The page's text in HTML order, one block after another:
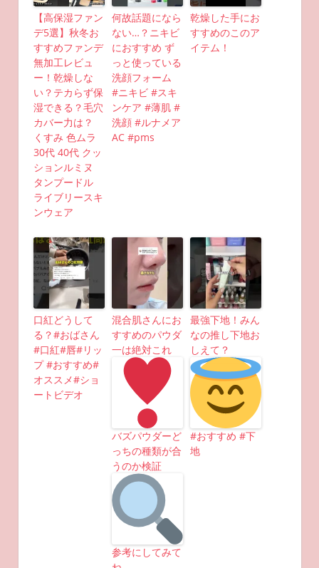
【高保湿ファン
デ5選】秋冬お
すすめファンデ
無加工レビュ
ー！乾燥しな
い？テカらず保
湿できる？毛穴
カバー力は？
くすみ 色ムラ
30代 40代 クッ
ションルミヌ
タンプードル
ライブリースキ
ンウェア
何故話題になら
ない…？ニキビ
におすすめ ず
っと使っている
洗顔フォーム
#ニキビ #スキ
ンケア #薄肌 #
洗顔 #ルナメア
AC #pms
乾燥した手にお
すすめのこのア
イテム！
口紅どうして
る？#おばさん
#口紅#唇#リッ
プ #おすすめ#
オススメ#ショ
ートビデオ
混合肌さんにお
すすめのパウダ
一は絶対これ
バズパウダーど
っちの種類が合
うのか検証
参考にしてみて
最強下地！みん
なの推し下地お
しえて？
#おすすめ #下
地